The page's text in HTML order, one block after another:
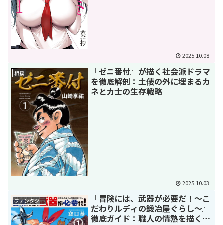
2025.10.08
相撲
『ゼニ番付』が描く社会派ドラマ
を徹底解剖：土俵の外に埋まるカ
ネと力士の生存戦略
2025.10.03
ファンタジー
『冒険には、武器が必要だ！～こ
だわりルディの鍛冶屋ぐらし～』
徹底ガイド：職人の情熱を描くお